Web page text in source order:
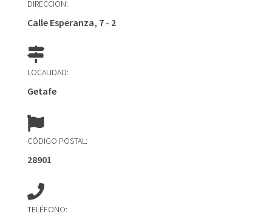
DIRECCION:
Calle Esperanza, 7 - 2
LOCALIDAD:
Getafe
CÓDIGO POSTAL:
28901
TELÉFONO: